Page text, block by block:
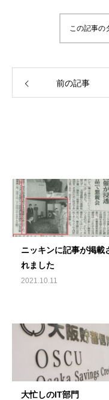
この記事の
前の記事
ニッキンに記事が掲載
れました
2021.10.11
大忙しのIT部門